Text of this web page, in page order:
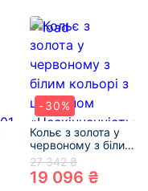
-30%
Кольє з золота у
червоному з білим
кольорі з
цирконом
«Нескінченність»
27 342 ₴
19 096 ₴